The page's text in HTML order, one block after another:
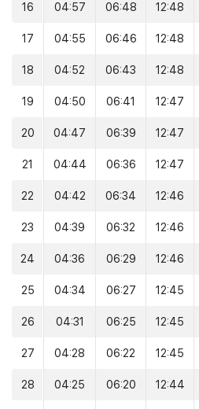
16 04:57 06:48 12:48
17 04:55 06:46 12:48
18 04:52 06:43 12:48
19 04:50 06:41 12:47
20 04:47 06:39 12:47
21 04:44 06:36 12:47
22 04:42 06:34 12:46
23 04:39 06:32 12:46
24 04:36 06:29 12:46
25 04:34 06:27 12:45
26 04:31 06:25 12:45
27 04:28 06:22 12:45
28 04:25 06:20 12:44